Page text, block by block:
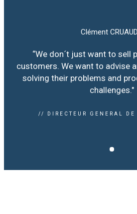
Clément
“We don´t just want to sell
customers. We want to advise
solving their problems and
challenges."
// DIRECTEUR GENERAL DE